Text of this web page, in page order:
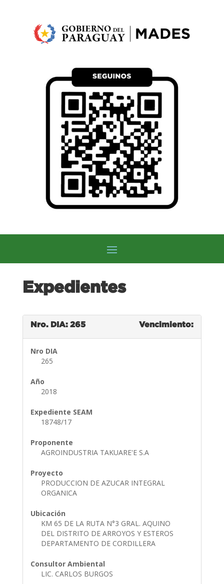
Expedientes
Nro. DIA: 265 Vencimiento:
Nro DIA
265
Año
2018
Expediente SEAM
18748/17
Proponente
AGROINDUSTRIA TAKUARE'E S.A
Proyecto
PRODUCCION DE AZUCAR INTEGRAL
ORGANICA
Ubicación
KM 65 DE LA RUTA N°3 GRAL. AQUINO
DEL DISTRITO DE ARROYOS Y ESTEROS
DEPARTAMENTO DE CORDILLERA
Consultor Ambiental
LIC. CARLOS BURGOS